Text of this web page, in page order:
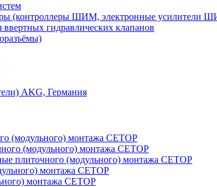
(контроллеры ШИМ, электронные усилители
гидравлических клапанов
AKG, Германия
(модульного) монтажа СЕТОР
(модульного) монтажа CETOP
плиточного (модульного) монтажа CETOP
монтажа CETOP
монтажа CETOP